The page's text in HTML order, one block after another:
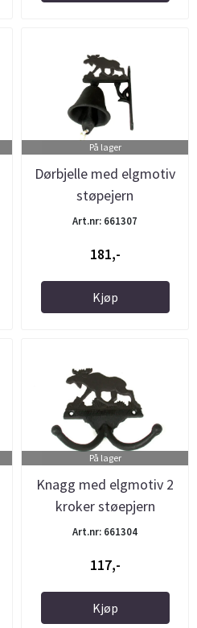
På lager
Dørbjelle med elgmotiv
støpejern
Art.nr: 661307
181,-
Kjøp
På lager
Knagg med elgmotiv 2
kroker støepjern
Art.nr: 661304
117,-
Kjøp